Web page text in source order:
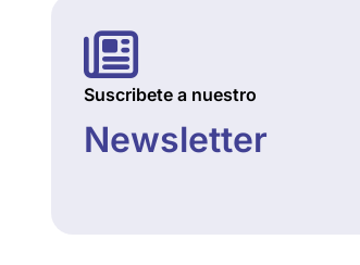
Suscribete a nuestro
Newsletter